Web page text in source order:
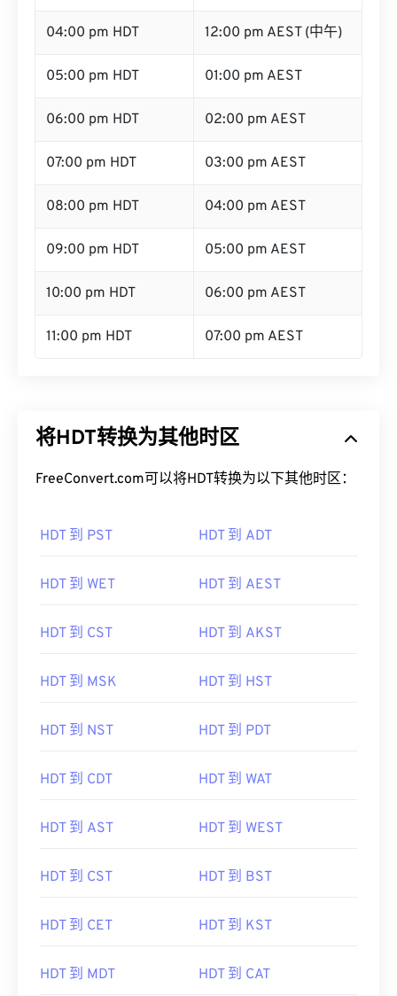
04:00 pm HDT 12:00 pm AEST (中午)
05:00 pm HDT 01:00 pm AEST
06:00 pm HDT 02:00 pm AEST
07:00 pm HDT 03:00 pm AEST
08:00 pm HDT 04:00 pm AEST
09:00 pm HDT 05:00 pm AEST
10:00 pm HDT 06:00 pm AEST
11:00 pm HDT 07:00 pm AEST
将HDT转换为其他时区
FreeConvert.com可以将HDT转换为以下其他时区：
HDT 到 PST HDT 到 ADT
HDT 到 WET HDT 到 AEST
HDT 到 CST HDT 到 AKST
HDT 到 MSK HDT 到 HST
HDT 到 NST HDT 到 PDT
HDT 到 CDT HDT 到 WAT
HDT 到 AST HDT 到 WEST
HDT 到 CST HDT 到 BST
HDT 到 CET HDT 到 KST
HDT 到 MDT HDT 到 CAT